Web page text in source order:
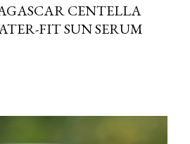
CENTELLA
FIT SUN SERUM